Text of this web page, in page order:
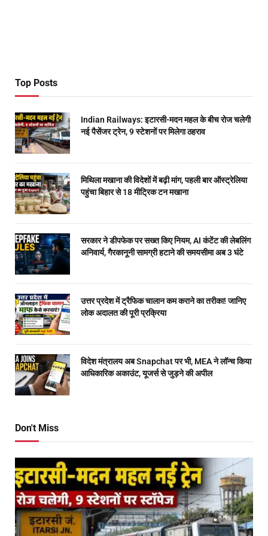
Top Posts
Indian Railways: इटारसी-मदन महल के बीच रोज चलेगी
नई पैसेंजर ट्रेन, 9 स्टेशनों पर मिलेगा ठहराव
मिथिला मखाना की विदेशों में बढ़ी मांग, पहली बार ऑस्ट्रेलिया
पहुंचा बिहार से 18 मीट्रिक टन मखाना
सरकार ने डीपफेक पर सख्त किए नियम, AI कंटेंट की लेबलिंग
अनिवार्य, गैरकानूनी सामग्री हटाने की समयसीमा अब 3 घंटे
उत्तर प्रदेश में ट्रैफिक चालान कम कराने का तरीका! जानिए
लोक अदालत की पूरी प्रक्रिया
विदेश मंत्रालय अब Snapchat पर भी, MEA ने लॉन्च किया
आधिकारिक अकाउंट, यूजर्स से जुड़ने की अपील
Don't Miss